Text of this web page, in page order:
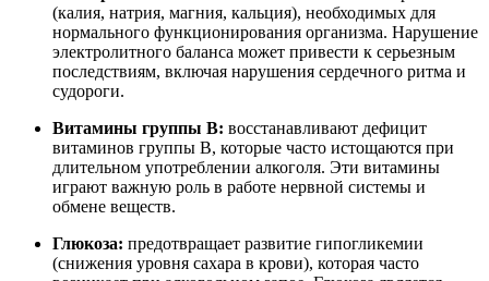
(калия, натрия, магния, кальция), необходимых для
нормального функционирования организма. Нарушение
электролитного баланса может привести к серьезным
последствиям, включая нарушения сердечного ритма и
судороги.
Витамины группы В: восстанавливают дефицит
витаминов группы В, которые часто истощаются при
длительном употреблении алкоголя. Эти витамины
играют важную роль в работе нервной системы и
обмене веществ.
Глюкоза: предотвращает развитие гипогликемии
(снижения уровня сахара в крови), которая часто